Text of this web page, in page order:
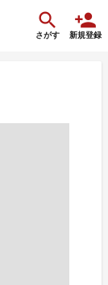
さがす 新規登録